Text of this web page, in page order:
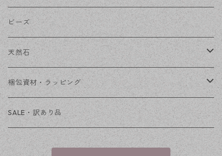
チェーン
その他
ファーボール
リボン金具
ビーズ
天然石
穴あき
穴なし
梱包資材・ラッピング
発送ボックス
アクセサリー台紙
SALE・訳あり品